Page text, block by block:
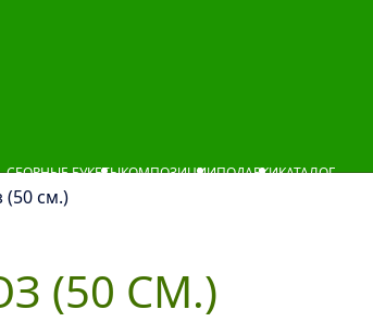
СБОРНЫЕ БУКЕТЫКОМПОЗИЦИИПОДАРКИКАТАЛОГ
см.)
(50 СМ.)